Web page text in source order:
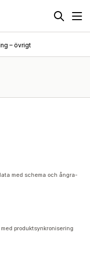
– övrigt
med schema och ångra-
produktsynkronisering